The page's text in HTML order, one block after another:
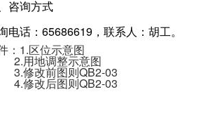
咨询方式
电话：65686619，联系人：胡工。
：1.区位示意图
2.用地调整示意图
3.修改前图则QB2-03
4.修改后图则QB2-03